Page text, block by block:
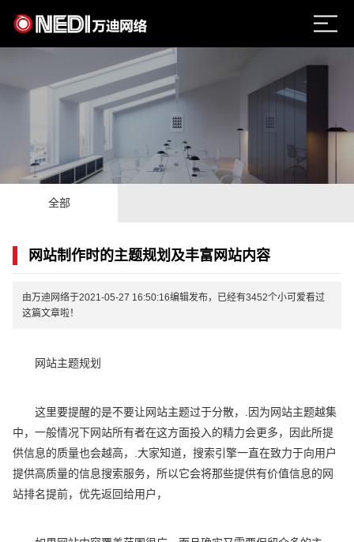
全部
网站制作时的主题规划及丰富网站内容
由万迪网络于2021-05-27 16:50:16编辑发布，已经有3452个小可爱看过
这篇文章啦！
网站主题规划
这里要提醒的是不要让网站主题过于分散，.因为网站主题越集
中，一般情况下网站所有者在这方面投入的精力会更多，因此所提
供信息的质量也会越高，.大家知道，搜索引擎一直在致力于向用户
提供高质量的信息搜索服务，所以它会将那些提供有价值信息的网
站排名提前，优先返回给用户，